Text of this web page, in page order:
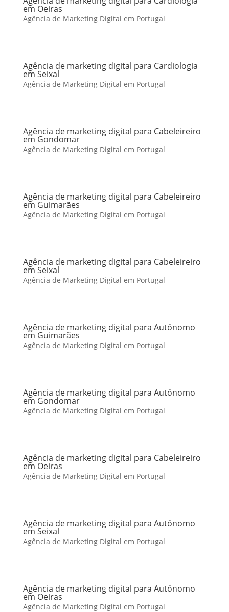
em Oeiras
Agência de Marketing Digital em Portugal
Agência de marketing digital para Cardiologia
em Seixal
Agência de Marketing Digital em Portugal
Agência de marketing digital para Cabeleireiro
em Gondomar
Agência de Marketing Digital em Portugal
Agência de marketing digital para Cabeleireiro
em Guimarães
Agência de Marketing Digital em Portugal
Agência de marketing digital para Cabeleireiro
em Seixal
Agência de Marketing Digital em Portugal
Agência de marketing digital para Autônomo
em Guimarães
Agência de Marketing Digital em Portugal
Agência de marketing digital para Autônomo
em Gondomar
Agência de Marketing Digital em Portugal
Agência de marketing digital para Cabeleireiro
em Oeiras
Agência de Marketing Digital em Portugal
Agência de marketing digital para Autônomo
em Seixal
Agência de Marketing Digital em Portugal
Agência de marketing digital para Autônomo
em Oeiras
Agência de Marketing Digital em Portugal